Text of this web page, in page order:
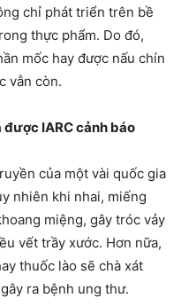
chỉ phát triển trên bề
thực phẩm. Do đó,
mốc hay được nấu chín
vẫn còn.
IARC cảnh báo
của một vài quốc gia
nhiên khi nhai, miếng
miệng, gây tróc vảy
vết trầy xước. Hơn nữa,
thuốc lào sẽ chà xát
ra bệnh ung thư.